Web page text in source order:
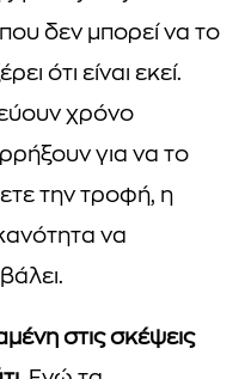
δεν μπορεί να το
ότι είναι εκεί.
χρόνο
για να το
την τροφή, η
να
στις σκέψεις